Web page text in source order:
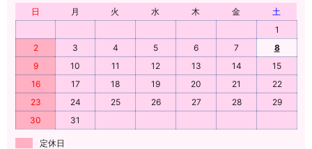
日
月 火 水 木 金
土
1
2
3 4 5 6 7
8
9
10 11 12 13 14
15
16
17 18 19 20 21
22
23
24 25 26 27 28
29
30
31
定休日